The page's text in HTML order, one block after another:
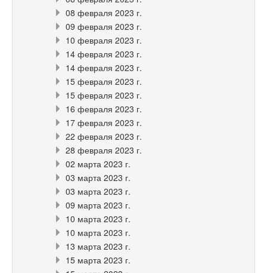
08 февраля 2023 г.
09 февраля 2023 г.
10 февраля 2023 г.
14 февраля 2023 г.
14 февраля 2023 г.
15 февраля 2023 г.
15 февраля 2023 г.
16 февраля 2023 г.
17 февраля 2023 г.
22 февраля 2023 г.
28 февраля 2023 г.
02 марта 2023 г.
03 марта 2023 г.
03 марта 2023 г.
09 марта 2023 г.
10 марта 2023 г.
10 марта 2023 г.
13 марта 2023 г.
15 марта 2023 г.